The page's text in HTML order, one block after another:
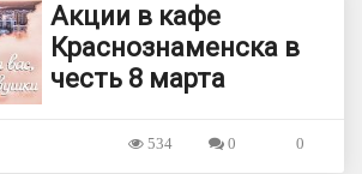
Акции в кафе
Краснознаменска в
честь 8 марта
0
0
534